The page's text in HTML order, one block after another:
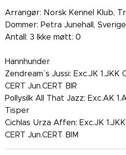
Arrangør: Norsk Kennel Klub,
Dommer: Petra Junehall, Sverige
Antall: 3 Ikke møtt: 0
Hannhunder
Zendream` s Jussi: Exc.JK 1.JKK
CERT Jun.CERT BIR
Pollysilk All That Jazz: Exc.AK
Tisper
Cichlas Urza Affen: Exc.JK
CERT Jun.CERT BIM